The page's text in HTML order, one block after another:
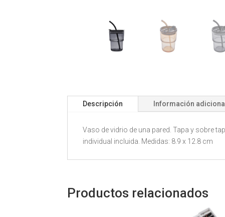
Descripción Información
Vaso de vidrio de una pared. Tapa y sobre
individual incluida. Medidas: 8.9 x 12.8 cm
Productos relacionados